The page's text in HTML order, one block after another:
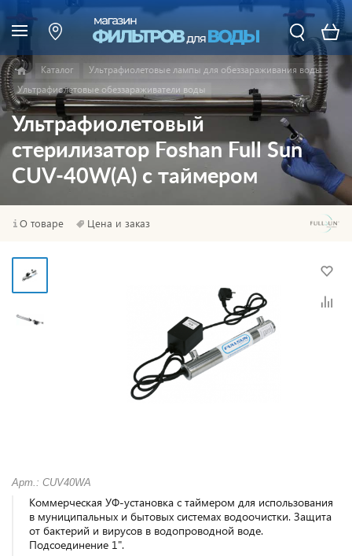
Каталог
Ультрафиолетовые лампы для обеззараживания воды
Ультрафиолетовые обеззараживатели воды
Ультрафиолетовый
стерилизатор Foshan Full Sun
CUV-40W(A) с таймером
О товаре Цена и заказ
Арт.: CUV40WA
Коммерческая УФ-установка с таймером для использования
в муниципальных и бытовых системах водоочистки. Защита
от бактерий и вирусов в водопроводной воде.
Подсоединение 1".